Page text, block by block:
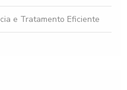
e Tratamento Eficiente
para a Sustentabilidade